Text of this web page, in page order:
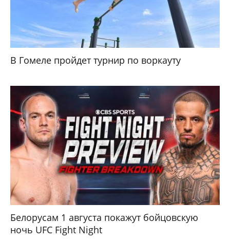
В Гомеле пройдет турнир по воркауту
Белорусам 1 августа покажут бойцовскую
ночь UFC Fight Night